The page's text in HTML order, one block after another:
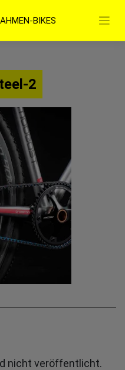
BIKES
2
nicht veröffentlicht.